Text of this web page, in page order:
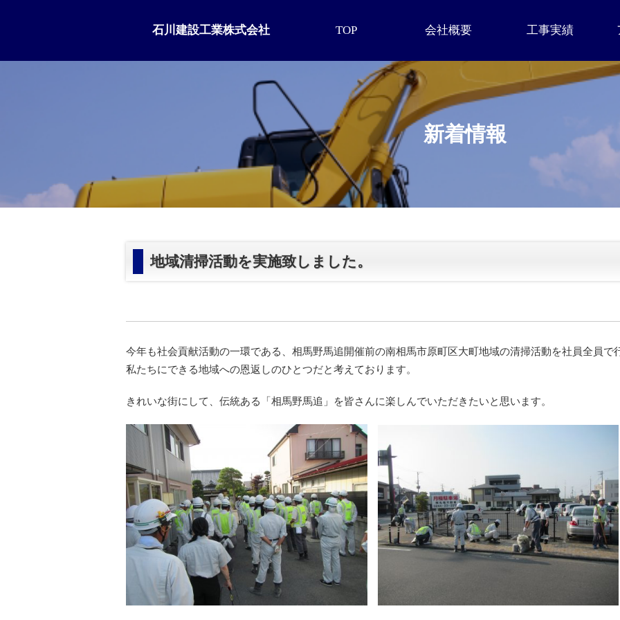
石川建設工業株式会社 TOP 会社概要 工事実績
新着情報
地域清掃活動を実施致しました。
今年も社会貢献活動の一環である、相馬野馬追開催前の南相馬市原町区大町地域の清掃活動を社員全員で
私たちにできる地域への恩返しのひとつだと考えております。
きれいな街にして、伝統ある「相馬野馬追」を皆さんに楽しんでいただきたいと思います。